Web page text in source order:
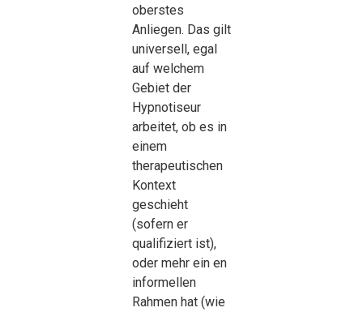
oberstes
Anliegen. Das gilt
universell, egal
auf welchem
Gebiet der
Hypnotiseur
arbeitet, ob es in
einem
therapeutischen
Kontext
geschieht
(sofern er
qualifiziert ist),
oder mehr ein en
informellen
Rahmen hat (wie